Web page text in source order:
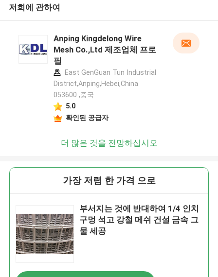
저희에 관하여
Anping Kingdelong Wire
Mesh Co.,Ltd 제조업체 프로
필
East GenGuan Tun Industrial
District,Anping,Hebei,China
053600 ,중국
5.0
확인된 공급자
더 많은 것을 전망하십시오
가장 저렴 한 가격 으로
부서지는 것에 반대하여 1/4 인치
구멍 석고 강철 메쉬 건설 금속 그
물 세공